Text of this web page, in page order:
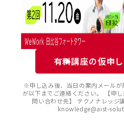
有料講座の仮申
※申し込み後、当日の案内メール
が以下までご連絡ください。 【申
問い合わせ先】 テクノナレッ
knowledge@aist-